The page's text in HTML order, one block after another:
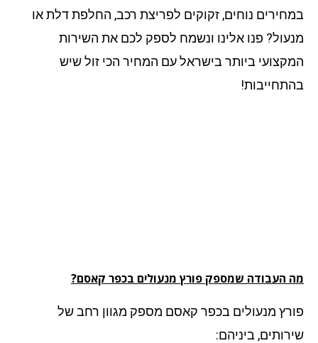
נוחים, זקוקים לפריצת רכב, החלפת דלת או
פנו אלינו ונשמח לספק לכם את השירות
ביותר בישראל עם המחיר הכי זול שיש
העבודה שמספק פורץ מנעולים בכפר קאסם?
מנעולים בכפר קאסם מספק מגוון רחב של
ביניהם: